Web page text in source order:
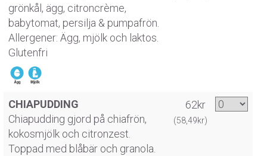
grönkål, ägg, citroncrème,
babytomat, persilja & pumpafrön.
Allergener: Ägg, mjölk och laktos.
Glutenfri
CHIAPUDDING
Chiapudding gjord på chiafrön,
kokosmjölk och citronzest.
Toppad med blåbär och granola.
62kr
(58,49kr)